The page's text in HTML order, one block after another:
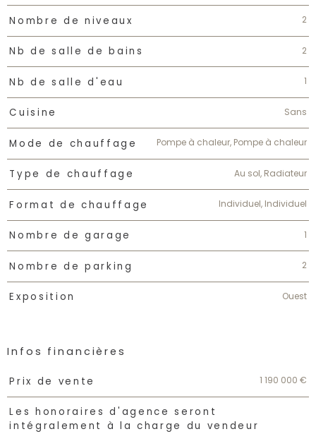
Nombre de niveaux 2
Nb de salle de bains 2
Nb de salle d'eau 1
Cuisine Sans
Mode de chauffage Pompe à chaleur, Pompe à chaleur
Type de chauffage Au sol, Radiateur
Format de chauffage Individuel, Individuel
Nombre de garage 1
Nombre de parking 2
Exposition Ouest
Infos financières
Caractéristiques Valeurs
Prix de vente 1 190 000 €
Les honoraires d'agence seront
intégralement à la charge du vendeur